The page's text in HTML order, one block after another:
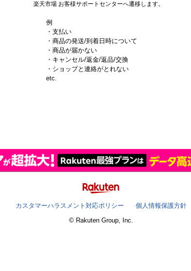
楽天市場 お客様サポートセンターへ遷移します。
例
・支払い
・商品の発送/到着日時について
・商品が届かない
・キャンセル/返金/返品/交換
・ショップと連絡がとれない
etc.
カスタマーハラスメント対応ポリシー
個人情報保護方針
© Rakuten Group, Inc.